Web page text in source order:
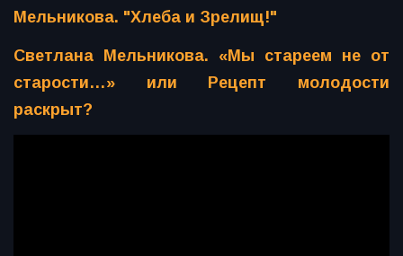
Мельникова. "Хлеба и Зрелищ!"
Светлана Мельникова. «Мы стареем не от
старости…» или Рецепт молодости
раскрыт?